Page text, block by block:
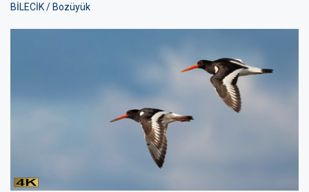
BİLECİK / Bozüyük